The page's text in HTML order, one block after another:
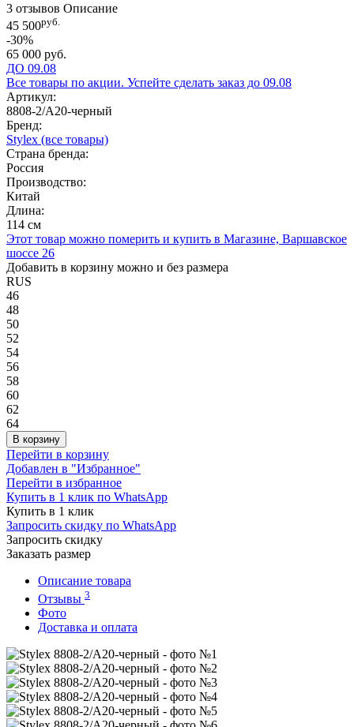
3 отзывов Описание
45 500руб.
-30%
65 000 руб.
ДО 09.08
Все товары по акции. Успейте сделать заказ до 09.08
Артикул:
8808-2/А20-черный
Бренд:
Stylex (все товары)
Страна бренда:
Россия
Производство:
Китай
Длина:
114 см
Этот товар можно померить и купить в Магазине, Варшавское
шоссе 26
Добавить в корзину можно и без размера
RUS
46
48
50
52
54
56
58
60
62
64
В корзину
Перейти в корзину
Добавлен в "Избранное"
Перейти в избранное
Купить в 1 клик по WhatsApp
Купить в 1 клик
Запросить скидку по WhatsApp
Запросить скидку
Заказать размер
Описание товара
Отзывы 3
Фото
Доставка и оплата